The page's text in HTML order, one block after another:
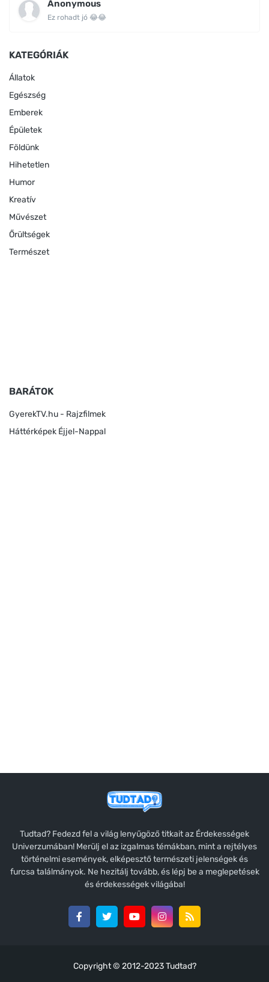
Anonymous
Ez rohadt jó 😂😂
KATEGÓRIÁK
Állatok
Egészség
Emberek
Épületek
Földünk
Hihetetlen
Humor
Kreatív
Művészet
Őrültségek
Természet
BARÁTOK
GyerekTV.hu - Rajzfilmek
Háttérképek Éjjel-Nappal
Tudtad? Fedezd fel a világ lenyűgöző titkait az Érdekességek
Univerzumában! Merülj el az izgalmas témákban, mint a rejtélyes
történelmi események, elképesztő természeti jelenségek és
furcsa találmányok. Ne hezitálj tovább, és lépj be a meglepetések
és érdekességek világába!
Copyright © 2012-2023Tudtad?